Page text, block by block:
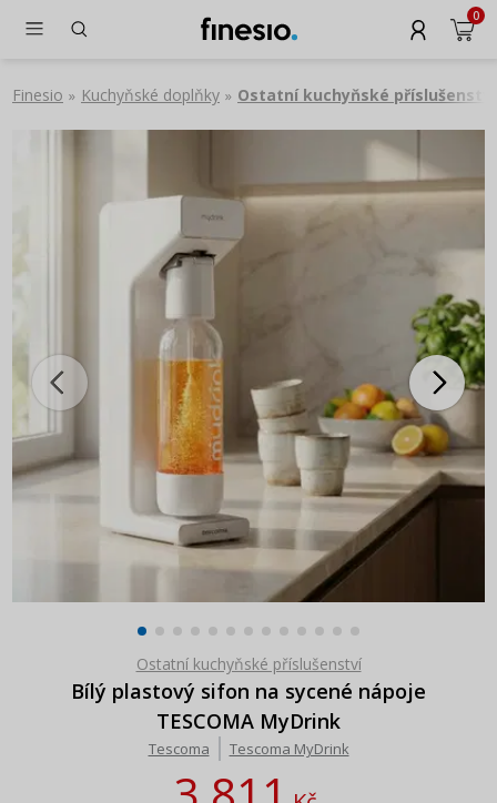
0
Finesio » Kuchyňské doplňky » Ostatní kuchyňské příslušenství
Ostatní kuchyňské příslušenství
Bílý plastový sifon na sycené nápoje
TESCOMA MyDrink
Tescoma Tescoma MyDrink